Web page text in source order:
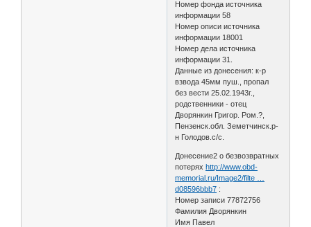
Номер фонда источника
информации 58
Номер описи источника
информации 18001
Номер дела источника
информации 31.
Данные из донесения: к-р
взвода 45мм пуш., пропал
без вести 25.02.1943г.,
родственники - отец
Дворянкин Григор. Ром.?,
Пензенск.обл. Земетчинск.р-
н Голодов.с/с.
Донесение2 о безвозвратных
потеряхhttp://www.obd-
memorial.ru/Image2/filte …
d08596bbb7 :
Номер записи 77872756
Фамилия Дворянкин
Имя Павел